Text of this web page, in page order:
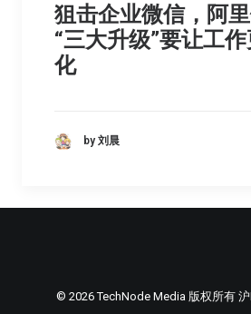
狙击企业微信，阿
“三大升级”要让工
化
by 刘晨
© 2026 TechNode Media 版权所有